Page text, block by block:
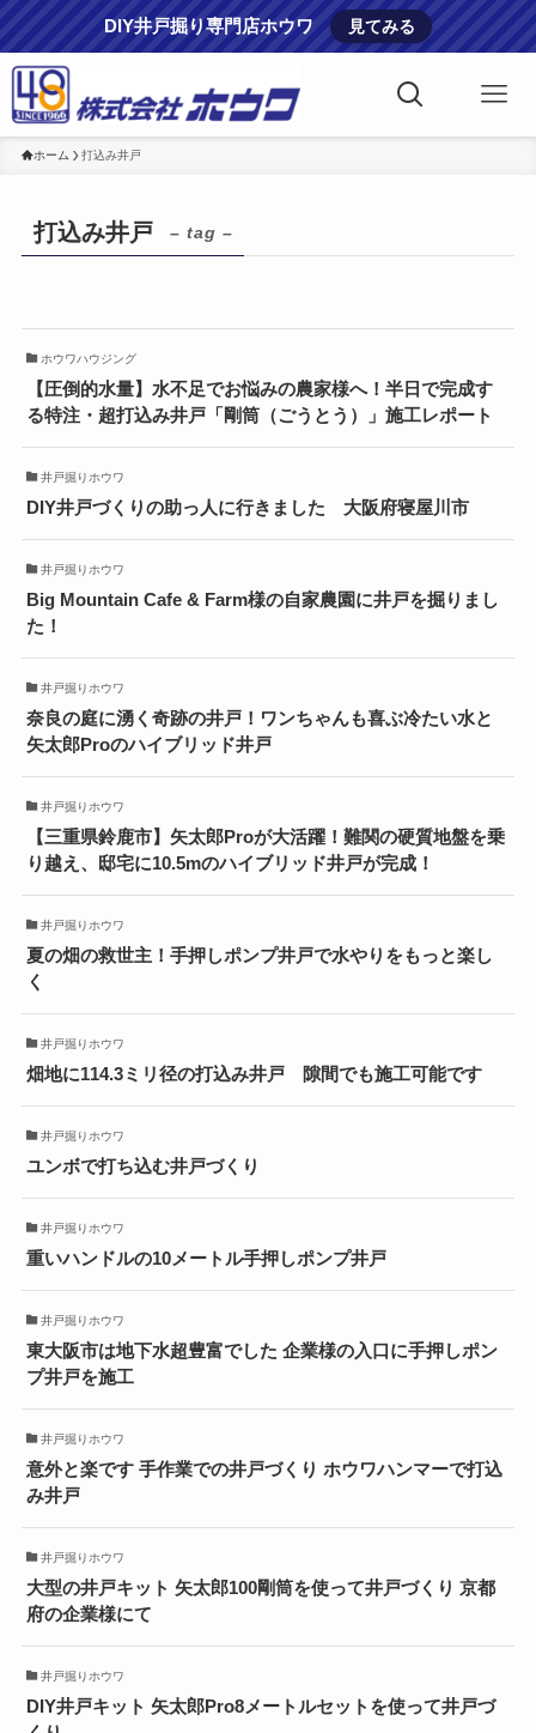
DIY井戸掘り専門店ホウワ 見てみる
ホーム 打込み井戸
打込み井戸 – tag –
ホウワハウジング
【圧倒的水量】水不足でお悩みの農家様へ！半日で完成す
る特注・超打込み井戸「剛筒（ごうとう）」施工レポート
井戸掘りホウワ
DIY井戸づくりの助っ人に行きました 大阪府寝屋川市
井戸掘りホウワ
Big Mountain Cafe & Farm様の自家農園に井戸を掘りまし
た！
井戸掘りホウワ
奈良の庭に湧く奇跡の井戸！ワンちゃんも喜ぶ冷たい水と
矢太郎Proのハイブリッド井戸
井戸掘りホウワ
【三重県鈴鹿市】矢太郎Proが大活躍！難関の硬質地盤を乗
り越え、邸宅に10.5mのハイブリッド井戸が完成！
井戸掘りホウワ
夏の畑の救世主！手押しポンプ井戸で水やりをもっと楽し
く
井戸掘りホウワ
畑地に114.3ミリ径の打込み井戸 隙間でも施工可能です
井戸掘りホウワ
ユンボで打ち込む井戸づくり
井戸掘りホウワ
重いハンドルの10メートル手押しポンプ井戸
井戸掘りホウワ
東大阪市は地下水超豊富でした 企業様の入口に手押しポン
プ井戸を施工
井戸掘りホウワ
意外と楽です 手作業での井戸づくり ホウワハンマーで打込
み井戸
井戸掘りホウワ
大型の井戸キット 矢太郎100剛筒を使って井戸づくり 京都
府の企業様にて
井戸掘りホウワ
DIY井戸キット 矢太郎Pro8メートルセットを使って井戸づ